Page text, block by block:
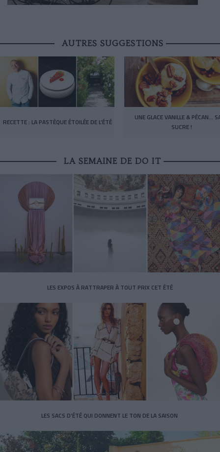
AUTRES SUGGESTIONS
RECETTE : LA PASTÈQUE ÉTOILÉE DE L’ÉTÉ
UNE GLACE VANILLE & PÉCAN…
SUCRE !
LA SEMAINE DE DO IT
LES EXPOS À RATTRAPER À TOUT PRIX CET ÉTÉ
LES SACS D’ÉTÉ QUI DONNENT LE TON DE LA SAISON